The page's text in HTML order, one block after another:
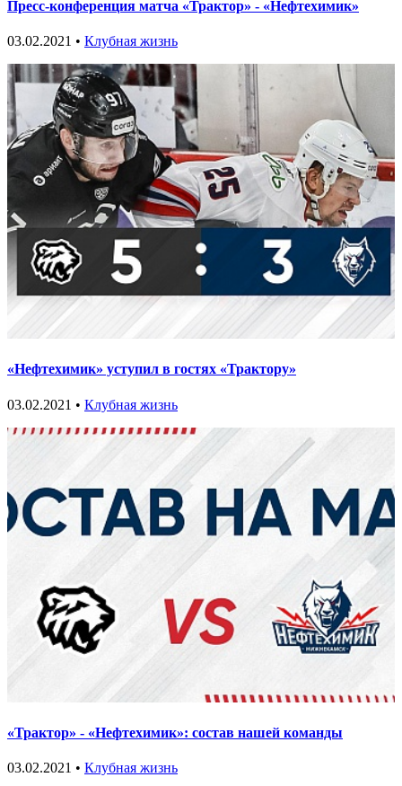
Пресс-конференция матча «Трактор» - «Нефтехимик»
03.02.2021 • Клубная жизнь
«Нефтехимик» уступил в гостях «Трактору»
03.02.2021 • Клубная жизнь
«Трактор» - «Нефтехимик»: состав нашей команды
03.02.2021 • Клубная жизнь